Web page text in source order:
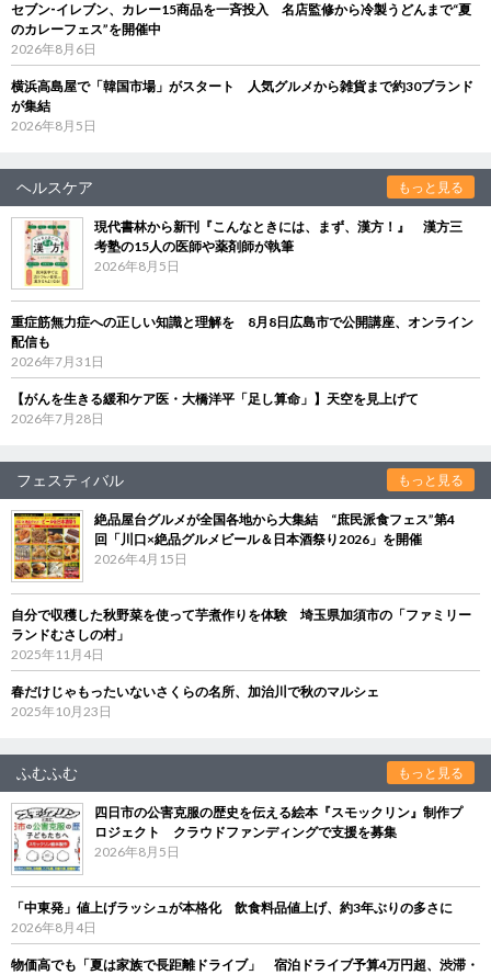
セブン‐イレブン、カレー15商品を一斉投入 名店監修から冷製うどんまで“夏
のカレーフェス”を開催中
2026年8月6日
横浜高島屋で「韓国市場」がスタート 人気グルメから雑貨まで約30ブランド
が集結
2026年8月5日
ヘルスケア もっと見る
現代書林から新刊『こんなときには、まず、漢方！』 漢方三
考塾の15人の医師や薬剤師が執筆
2026年8月5日
重症筋無力症への正しい知識と理解を 8月8日広島市で公開講座、オンライン
配信も
2026年7月31日
【がんを生きる緩和ケア医・大橋洋平「足し算命」】天空を見上げて
2026年7月28日
フェスティバル もっと見る
絶品屋台グルメが全国各地から大集結 “庶民派食フェス”第4
回「川口×絶品グルメビール＆日本酒祭り2026」を開催
2026年4月15日
自分で収穫した秋野菜を使って芋煮作りを体験 埼玉県加須市の「ファミリー
ランドむさしの村」
2025年11月4日
春だけじゃもったいないさくらの名所、加治川で秋のマルシェ
2025年10月23日
ふむふむ もっと見る
四日市の公害克服の歴史を伝える絵本『スモックリン』制作プ
ロジェクト クラウドファンディングで支援を募集
2026年8月5日
「中東発」値上げラッシュが本格化 飲食料品値上げ、約3年ぶりの多さに
2026年8月4日
物価高でも「夏は家族で長距離ドライブ」 宿泊ドライブ予算4万円超、渋滞・